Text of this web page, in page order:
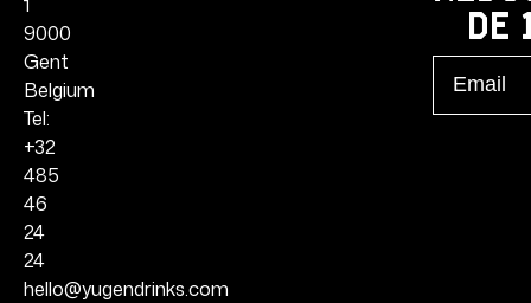
9000
Gent
Belgium
Tel:
+32
485
46
24
24
hello@yugendrinks.com
de